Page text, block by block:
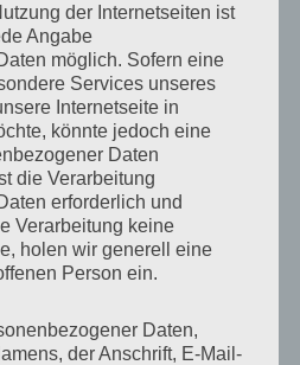
Hunsrückort Rhaunen-
Stumm und seiner
den sie auf den
ließen. Er erlernte
wie sein Vater und sein
einen der größten
begründete.
Wanderjahre spezialisierte
zum Goldschmied. Das
in Kirn gewann er eine
der Internetseiten ist
Angabe
möglich. Sofern eine
Services unseres
Internetseite in
könnte jedoch eine
Daten
die Verarbeitung
erforderlich und
Verarbeitung keine
holen wir generell eine
Person ein.
Daten,
der Anschrift, E-Mail-